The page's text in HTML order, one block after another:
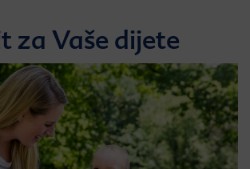
za Vaše dijete